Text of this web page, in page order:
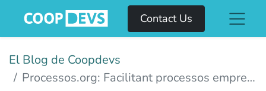
Contact Us
El Blog de Coopdevs
Processos.org: Facilitant processos empresarials a les cooperatives